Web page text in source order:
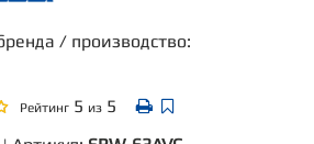
/ производство:
Рейтинг 5 из 5